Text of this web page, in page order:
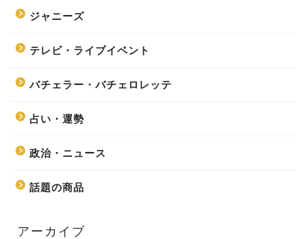
ジャニーズ
テレビ・ライブイベント
バチェラー・バチェロレッテ
占い・運勢
政治・ニュース
話題の商品
アーカイブ